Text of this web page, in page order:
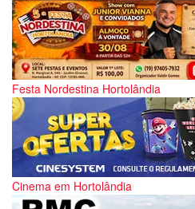
Festa Nordestina Hortolândia
Cinema em Hortolândia